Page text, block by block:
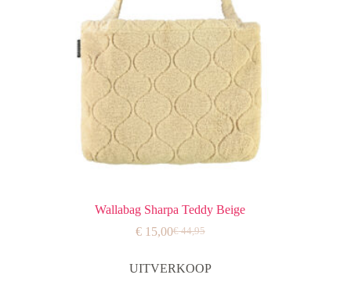
Wallabag Sharpa Teddy Beige
€44,95
Oorspronkelijke
was:
€15,00Huidige
is:
UITVERKOOP